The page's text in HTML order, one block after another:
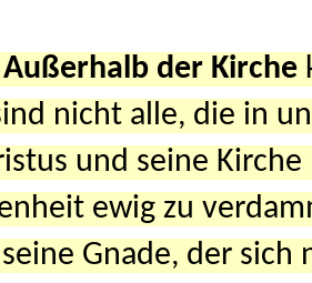
Außerhalb der Kirche
nicht alle, die in
und seine
ewig zu
Gnade, der sich